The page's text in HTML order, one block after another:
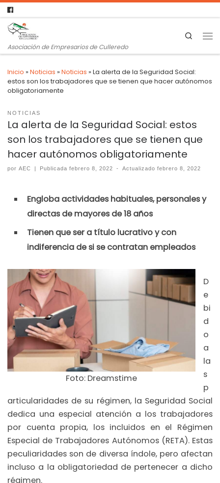
Asociación de Empresarios de Culleredo
Search
Inicio »Noticias »Noticias »La alerta de la Seguridad Social:
estos son los trabajadores que se tienen que hacer autónomos
obligatoriamente
NOTICIAS
La alerta de la Seguridad Social: estos
son los trabajadores que se tienen que
hacer autónomos obligatoriamente
por AEC | Publicadafebrero 8, 2022 - Actualizadofebrero 8, 2022
Engloba actividades habituales, personales y
directas de mayores de 18 años
Tienen que ser a título lucrativo y con
indiferencia de si se contratan empleados
Foto: Dreamstime
D
e
bi
d
o
a
la
s
p
articularidades de su régimen, la Seguridad Social
dedica una especial atención a los trabajadores
por cuenta propia, los incluidos en el Régimen
Especial de Trabajadores Autónomos (RETA). Estas
peculiaridades son de diversa índole, pero afectan
incluso a la obligatoriedad de pertenecer a dicho
régimen.